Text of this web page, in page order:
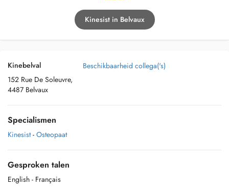
Kinesist in Belvaux
Kinebelval
152 Rue De Soleuvre,
4487 Belvaux
Beschikbaarheid collega('s)
Specialismen
Kinesist - Osteopaat
Gesproken talen
English - Français